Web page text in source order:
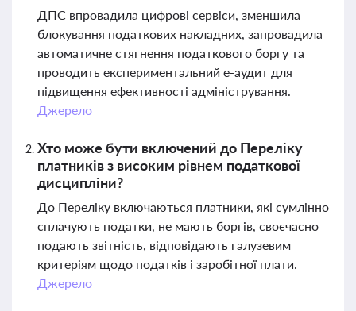
ДПС впровадила цифрові сервіси, зменшила
блокування податкових накладних, запровадила
автоматичне стягнення податкового боргу та
проводить експериментальний е-аудит для
підвищення ефективності адміністрування.
Джерело
Хто може бути включений до Переліку
платників з високим рівнем податкової
дисципліни?
До Переліку включаються платники, які сумлінно
сплачують податки, не мають боргів, своєчасно
подають звітність, відповідають галузевим
критеріям щодо податків і заробітної плати.
Джерело